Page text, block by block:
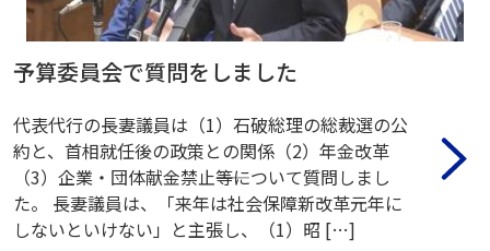
予算委員会で質問をしました
代表代行の長妻議員は（1）石破総理の総裁選の公
約と、首相就任後の政策との関係（2）年金改革
（3）企業・団体献金禁止――等について質問しまし
た。 長妻議員は、「来年は社会保障新改革元年に
しないといけない」と主張し、（1）昭 […]